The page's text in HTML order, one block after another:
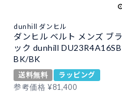
dunhill ダンヒル
ダンヒル ベルト メンズ ブラ
ック dunhill DU23R4A16SB
BK/BK
送料無料
ラッピング
参考価格 ¥81,400